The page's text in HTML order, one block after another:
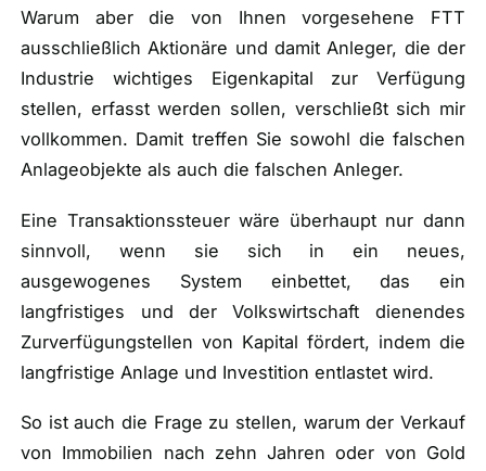
Warum aber die von Ihnen vorgesehene FTT
ausschließlich Aktionäre und damit Anleger, die der
Industrie wichtiges Eigenkapital zur Verfügung
stellen, erfasst werden sollen, verschließt sich mir
vollkommen. Damit treffen Sie sowohl die falschen
Anlageobjekte als auch die falschen Anleger.
Eine Transaktionssteuer wäre überhaupt nur dann
sinnvoll, wenn sie sich in ein neues,
ausgewogenes System einbettet, das ein
langfristiges und der Volkswirtschaft dienendes
Zurverfügungstellen von Kapital fördert, indem die
langfristige Anlage und Investition entlastet wird.
So ist auch die Frage zu stellen, warum der Verkauf
von Immobilien nach zehn Jahren oder von Gold